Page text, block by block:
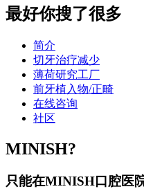
最好你搜了很多
简介
切牙治疗减少
薄荷研究工厂
前牙植入物/正畸
在线咨询
社区
MINISH?
只能在MINISH口腔医